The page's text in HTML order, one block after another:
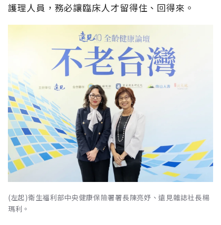
護理人員，務必讓臨床人才留得住、回得來。
(左起)衛生福利部中央健康保險署署長陳亮妤、遠見雜誌社長楊
瑪利。